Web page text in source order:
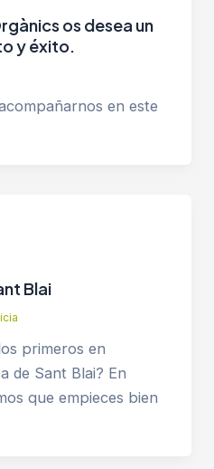
os desea un
y éxito.
en este
Blai
primeros en
de Sant Blai? En
que empieces bien